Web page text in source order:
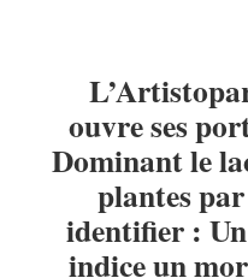
ouvre ses
Dominant le
plantes
identifier :
indice un